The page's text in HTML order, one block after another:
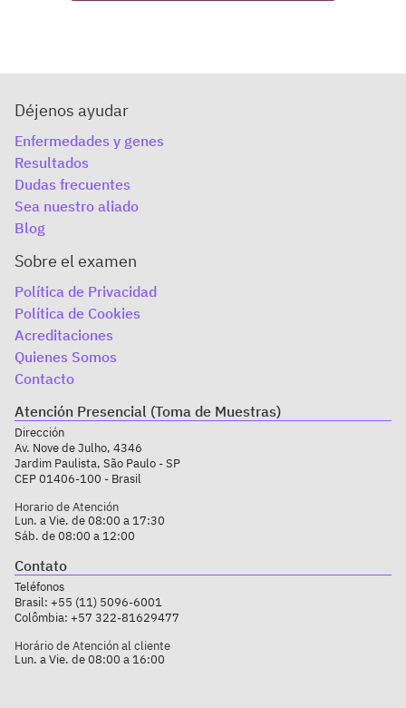
Déjenos ayudar
Enfermedades y genes
Resultados
Dudas frecuentes
Sea nuestro aliado
Blog
Sobre el examen
Política de Privacidad
Política de Cookies
Acreditaciones
Quienes Somos
Contacto
Atención Presencial (Toma de Muestras)
Dirección
Av. Nove de Julho, 4346
Jardim Paulista, São Paulo - SP
CEP 01406-100 - Brasil
Horario de Atención
Lun. a Vie. de 08:00 a 17:30
Sáb. de 08:00 a 12:00
Horário de Atención al cliente
Lun. a Vie. de 08:00 a 16:00
Contato
Teléfonos
Brasil: +55 (11) 5096-6001
Colômbia: +57 322-81629477